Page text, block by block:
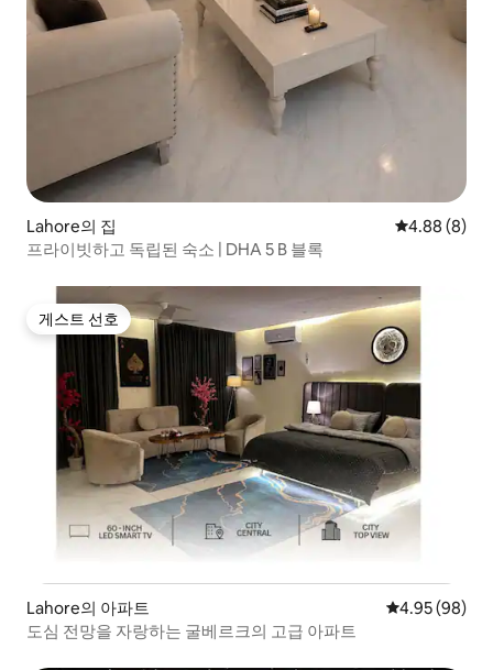
Lahore의 집 평점 4.88점
4.88 (8)
프라이빗하고 독립된 숙소 | DHA 5 B 블록
게스트 선호
게스트 선호
Lahore의 아파트 평점 4.95점(5
4.95 (98)
도심 전망을 자랑하는 굴베르크의 고급 아파트